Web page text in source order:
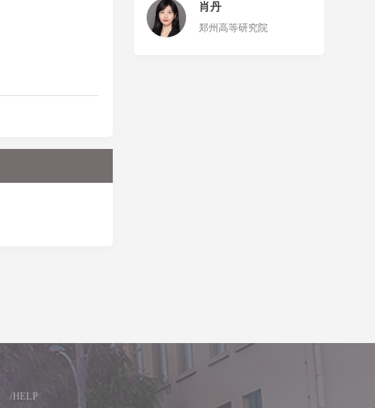
肖丹
郑州高等研究院
/HELP